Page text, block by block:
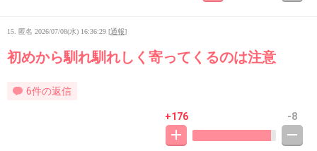
15. 匿名 2026/07/08(水) 16:36:29 [通報]
初めから馴れ馴れしく寄ってくるのは注意
6件の返信
+176 -8